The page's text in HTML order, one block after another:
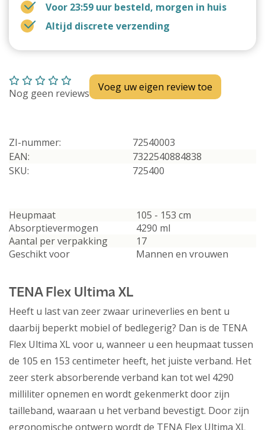
Voor 23:59 uur besteld, morgen in huis
Altijd discrete verzending
Nog geen reviews Voeg uw eigen review toe
ZI-nummer:
72540003
EAN:
7322540884838
SKU:
725400
Heupmaat
105 - 153 cm
Absorptievermogen
4290 ml
Aantal per verpakking
17
Geschikt voor
Mannen en vrouwen
TENA Flex Ultima XL
Heeft u last van zeer zwaar urineverlies en bent u
daarbij beperkt mobiel of bedlegerig? Dan is de TENA
Flex Ultima XL voor u, wanneer u een heupmaat tussen
de 105 en 153 centimeter heeft, het juiste verband. Het
zeer sterk absorberende verband kan tot wel 4290
milliliter opnemen en wordt gekenmerkt door zijn
tailleband, waaraan u het verband bevestigt. Door zijn
ergonomische ontwerp wordt de TENA Flex Ultima XL